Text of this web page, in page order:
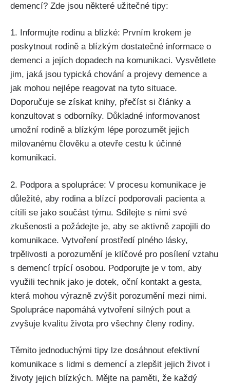
demencí? Zde jsou některé užitečné tipy:
1. Informujte rodinu a blízké: Prvním krokem je
poskytnout rodině a blízkým dostatečné informace o
demenci a jejích dopadech na komunikaci. Vysvětlete
jim, jaká jsou typická chování a projevy demence a
jak mohou nejlépe reagovat na tyto situace.
Doporučuje se získat knihy, přečíst si články a
konzultovat s odborníky. Důkladné informovanost
umožní rodině a blízkým lépe porozumět jejich
milovanému člověku a otevře cestu k účinné
komunikaci.
2. Podpora a spolupráce: V procesu komunikace je
důležité, aby rodina a blízcí podporovali pacienta a
cítili se jako součást týmu. Sdílejte s nimi své
zkušenosti a požádejte je, aby se aktivně zapojili do
komunikace. Vytvoření prostředí plného lásky,
trpělivosti a porozumění je klíčové pro posílení vztahu
s demencí trpící osobou. Podporujte je v tom, aby
využili technik jako je dotek, oční kontakt a gesta,
která mohou výrazně zvýšit porozumění mezi nimi.
Spolupráce napomáhá vytvoření silných pout a
zvyšuje kvalitu života pro všechny členy rodiny.
Těmito jednoduchými tipy lze dosáhnout efektivní
komunikace s lidmi s demencí a zlepšit jejich život i
životy jejich blízkých. Mějte na paměti, že každý